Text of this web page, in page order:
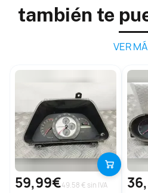
también te
VER
59,99€49.58 € sin IVA